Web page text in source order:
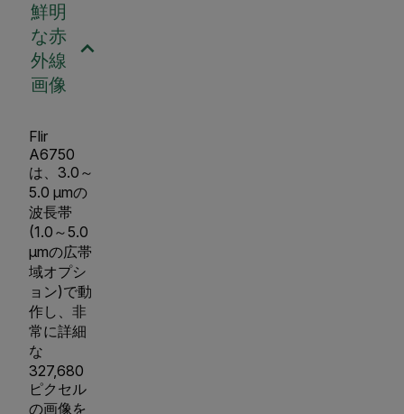
鮮明
な赤
外線
画像
Flir
A6750
は、3.0～
5.0 µmの
波長帯
(1.0～5.0
µmの広帯
域オプシ
ョン)で動
作し、非
常に詳細
な
327,680
ピクセル
の画像を